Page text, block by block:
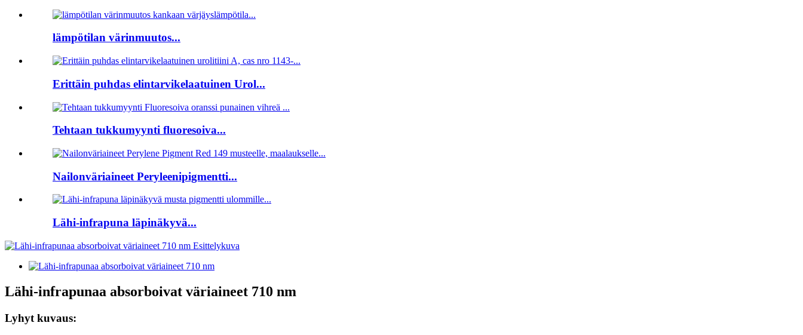
lämpötilan värinmuutos...
Erittäin puhdas elintarvikelaatuinen Urol...
Tehtaan tukkumyynti fluoresoiva...
Nailonväriaineet Peryleenipigmentti...
Lähi-infrapuna läpinäkyvä...
Lähi-infrapunaa absorboivat väriaineet 710 nm
Lyhyt kuvaus: